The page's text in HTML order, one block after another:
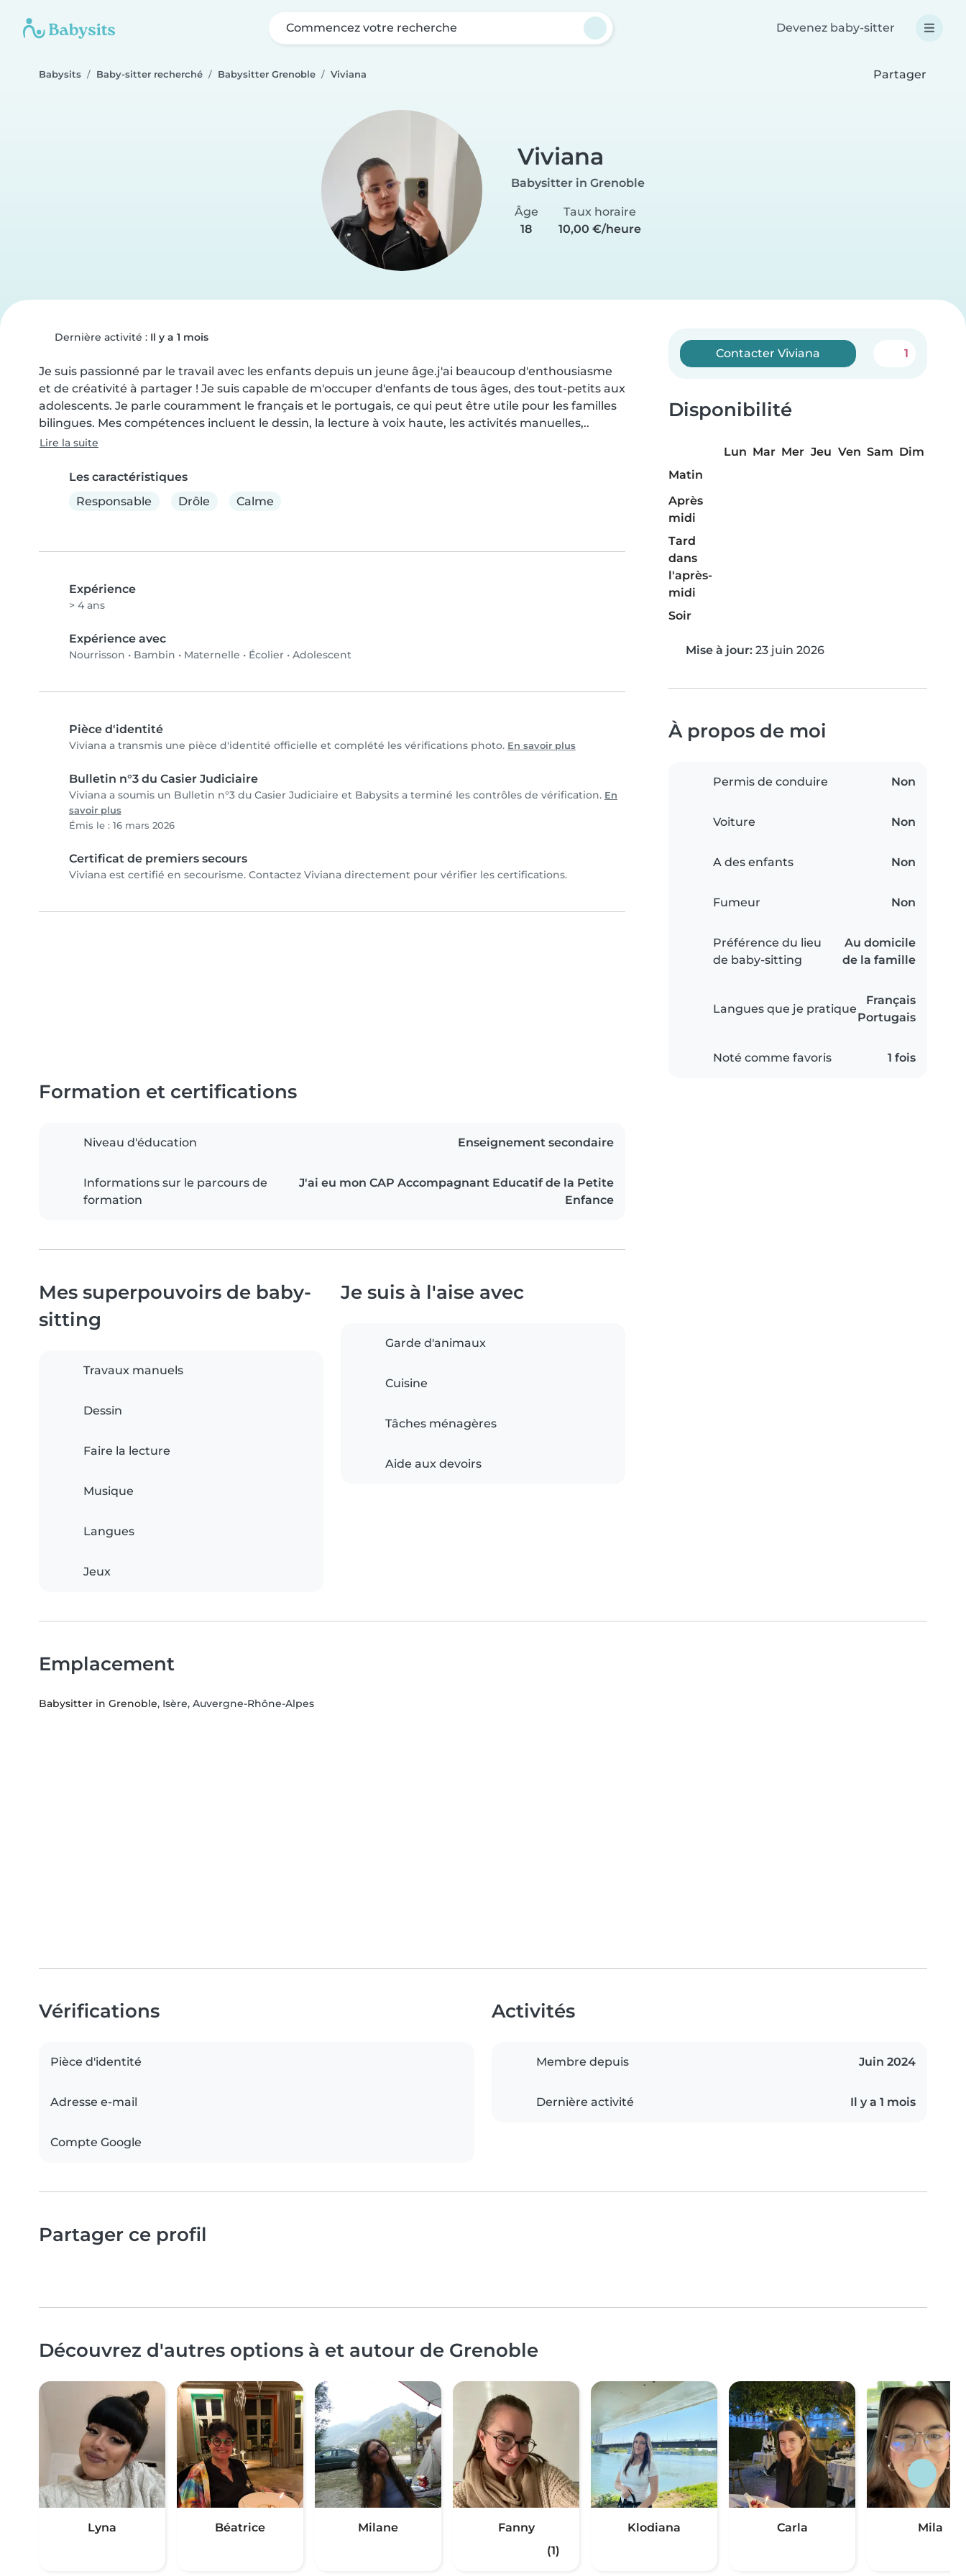
Commencez votre recherche Devenez baby-sitter
Babysits Baby-sitter recherché Babysitter Grenoble Viviana Partager
Viviana
Babysitter in Grenoble
Âge
18
Taux horaire
10,00 €/heure
Dernière activité : Il y a 1 mois
Je suis passionné par le travail avec les enfants depuis un jeune âge.j'ai beaucoup d'enthousiasme
et de créativité à partager ! Je suis capable de m'occuper d'enfants de tous âges, des tout-petits aux
adolescents. Je parle couramment le français et le portugais, ce qui peut être utile pour les familles
bilingues. Mes compétences incluent le dessin, la lecture à voix haute, les activités manuelles,..
Lire la suite
Les caractéristiques
Responsable
Drôle Calme
Expérience
> 4 ans
Expérience avec
Nourrisson • Bambin • Maternelle • Écolier • Adolescent
Pièce d'identité
Viviana a transmis une pièce d'identité officielle et complété les vérifications photo. En savoir plus
Bulletin n°3 du Casier Judiciaire
Viviana a soumis un Bulletin n°3 du Casier Judiciaire et Babysits a terminé les contrôles de vérification. En
savoir plus
Émis le : 16 mars 2026
Certificat de premiers secours
Viviana est certifié en secourisme. Contactez Viviana directement pour vérifier les certifications.
Contacter Viviana 1
Disponibilité
Lun Mar Mer Jeu Ven Sam Dim
Matin
Après
midi
Tard
dans
l'après-
midi
Soir
Mise à jour: 23 juin 2026
À propos de moi
Permis de conduire Non
Voiture Non
A des enfants Non
Fumeur Non
Préférence du lieu
de baby-sitting
Au domicile
de la famille
Langues que je pratique
Français
Portugais
Noté comme favoris 1 fois
Formation et certifications
Niveau d'éducation Enseignement secondaire
Informations sur le parcours de
formation
J'ai eu mon CAP Accompagnant Educatif de la Petite
Enfance
Mes superpouvoirs de baby-
sitting
Travaux manuels
Dessin
Faire la lecture
Musique
Langues
Jeux
Je suis à l'aise avec
Garde d'animaux
Cuisine
Tâches ménagères
Aide aux devoirs
Emplacement
Babysitter in Grenoble, Isère, Auvergne-Rhône-Alpes
Vérifications
Pièce d'identité
Adresse e-mail
Compte Google
Activités
Membre depuis Juin 2024
Dernière activité Il y a 1 mois
Partager ce profil
Découvrez d'autres options à et autour de Grenoble
Lyna Béatrice Milane
Fanny
(1)
Klodiana Carla Mila